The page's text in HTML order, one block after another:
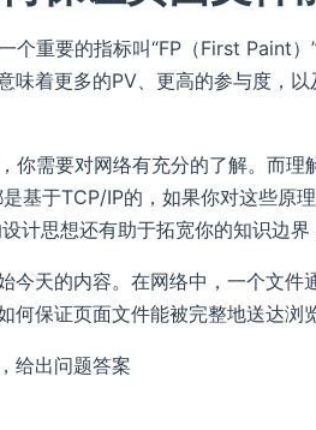
个重要的指标叫“FP（First Paint
味着更多的PV、更高的参与度，
你需要对网络有充分的了解。而
基于TCP/IP的，如果你对这些原
计思想还有助于拓宽你的知识边
今天的内容。在网络中，一个文
何保证页面文件能被完整地送达浏
给出问题答案